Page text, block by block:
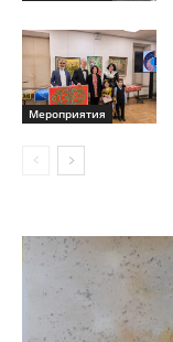
Мероприятия